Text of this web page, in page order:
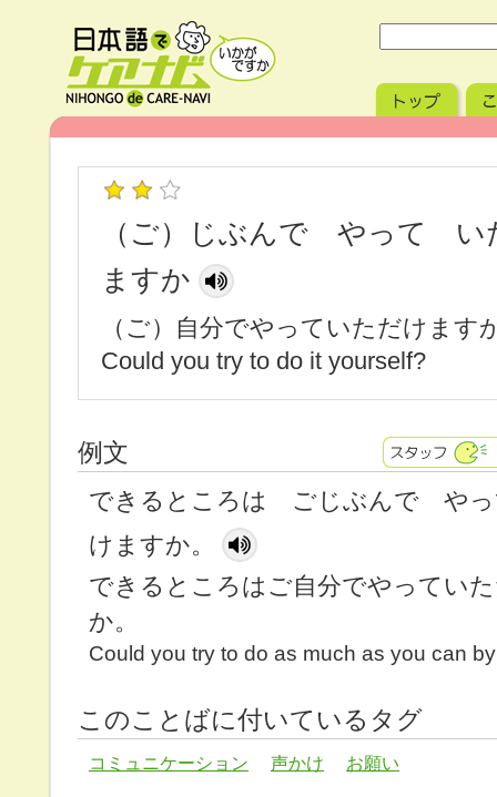
（ご）じぶんで やって い
ますか
（ご）自分でやっていただけます
Could you try to do it yourself?
例文
できるところは ごじぶんで や
けますか。
できるところはご自分でやってい
か。
Could you try to do as much as you can
このことばに付いているタグ
コミュニケーション 声かけ お願い